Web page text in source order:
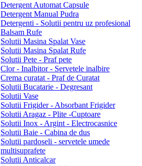
Detergent Automat Capsule
Detergent Manual Pudra
Detergenti - Solutii pentru uz profesional
Balsam Rufe
Solutii Masina Spalat Vase
Solutii Masina Spalat Rufe
Solutii Pete - Praf pete
Clor - Inalbitor - Servetele inalbire
Crema curatat - Praf de Curatat
Solutii Bucatarie - Degresant
Solutii Vase
Solutii Frigider - Absorbant Frigider
Solutii Aragaz - Plite -Cuptoare
Solutii Inox - Argint - Electrocasnice
Solutii Baie - Cabina de dus
Solutii pardoseli - servetele umede
multisuprafete
Solutii Anticalcar